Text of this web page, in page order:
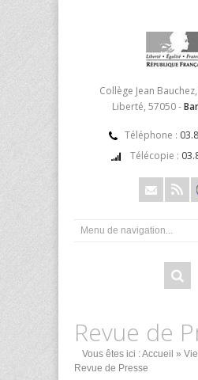
Collège Jean
Liberté, 57050 -
Téléphone :
Télécopie :
Revue de
Vous êtes ici :Accueil »
Revue de Presse